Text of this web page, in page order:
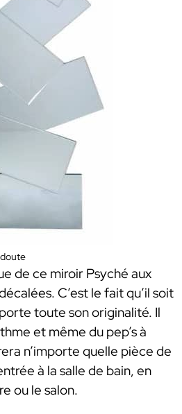
de ce miroir Psyché aux
C’est le fait qu’il soit
toute son originalité. Il
et même du pep’s à
n’importe quelle pièce de
à la salle de bain, en
ou le salon.